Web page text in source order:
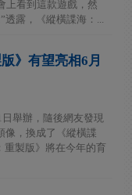
上看到這款遊戲，然
露，《縱橫諜海：...
》有望亮相6月
舉辦，隨後網友發現
像，換成了《縱橫諜
重製版》將在今年的育